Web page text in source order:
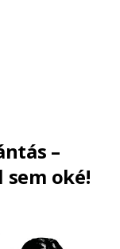
–
oké!